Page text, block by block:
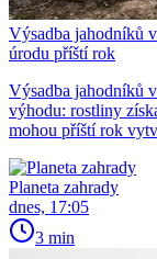
Výsadba jahodníků
úrodu příští rok
Výsadba jahodníků
výhodu: rostliny
mohou příští rok
Planeta zahrady
dnes, 17:05
3 min